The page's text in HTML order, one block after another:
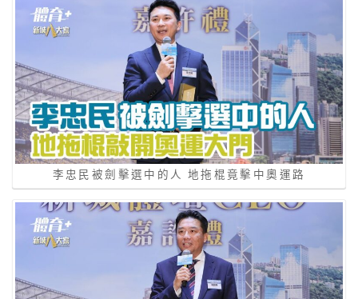
李忠民被劍擊選中的人 地拖棍竟擊中奧運路